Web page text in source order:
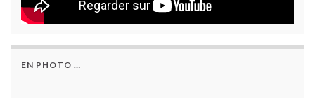
EN PHOTO …